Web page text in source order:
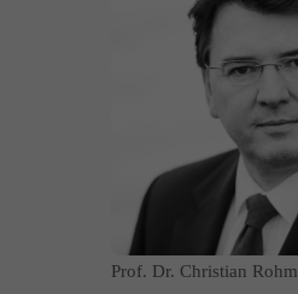
Prof. Dr. Christian Rohm